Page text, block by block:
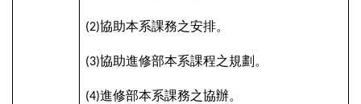
(2)協助本系課務之安排。
(3)協助進修部本系課程之規劃。
(4)進修部本系課務之協辦。